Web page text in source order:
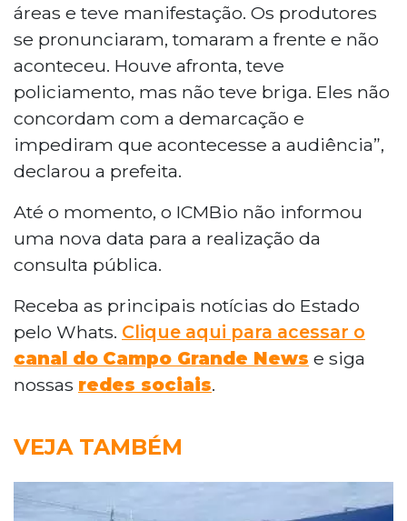
áreas e teve manifestação. Os produtores
se pronunciaram, tomaram a frente e não
aconteceu. Houve afronta, teve
policiamento, mas não teve briga. Eles não
concordam com a demarcação e
impediram que acontecesse a audiência”,
declarou a prefeita.
Até o momento, o ICMBio não informou
uma nova data para a realização da
consulta pública.
Receba as principais notícias do Estado
pelo Whats. Clique aqui para acessar o
canal do Campo Grande News e siga
nossas redes sociais.
VEJA TAMBÉM